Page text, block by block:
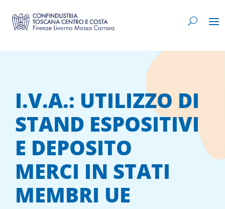
I.V.A.: UTILIZZO DI
STAND ESPOSITIVI
E DEPOSITO
MERCI IN STATI
MEMBRI UE